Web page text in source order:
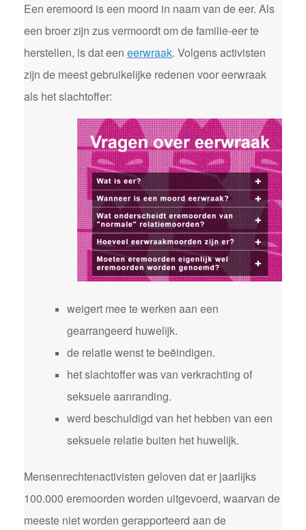
Een eremoord is een moord in naam van de eer. Als
een broer zijn zus vermoordt om de familie-eer te
herstellen, is dat een eerwraak. Volgens activisten
zijn de meest gebruikelijke redenen voor eerwraak
als het slachtoffer:
weigert mee te werken aan een
gearrangeerd huwelijk.
de relatie wenst te beëindigen.
het slachtoffer was van verkrachting of
seksuele aanranding.
werd beschuldigd van het hebben van een
seksuele relatie buiten het huwelijk.
Mensenrechtenactivisten geloven dat er jaarlijks
100.000 eremoorden worden uitgevoerd, waarvan de
meeste niet worden gerapporteerd aan de